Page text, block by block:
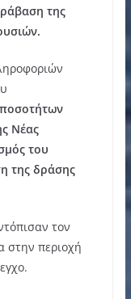
της
Νέας
του
της δράσης
τον
στην περιοχή